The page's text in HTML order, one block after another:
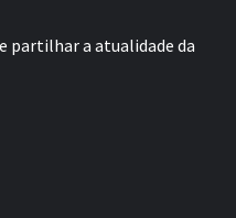
partilhar a atualidade da